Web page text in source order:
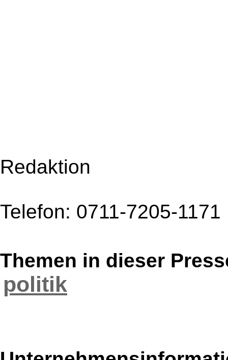
Redaktion
Telefon: 0711-7205-1171
Themen in dieser
politik